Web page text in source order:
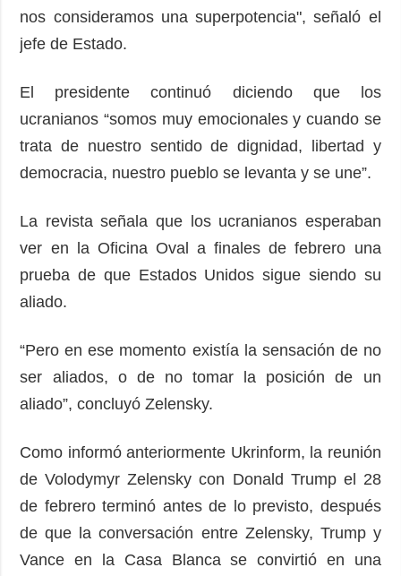
nos consideramos una superpotencia", señaló el
jefe de Estado.
El presidente continuó diciendo que los
ucranianos “somos muy emocionales y cuando se
trata de nuestro sentido de dignidad, libertad y
democracia, nuestro pueblo se levanta y se une”.
La revista señala que los ucranianos esperaban
ver en la Oficina Oval a finales de febrero una
prueba de que Estados Unidos sigue siendo su
aliado.
“Pero en ese momento existía la sensación de no
ser aliados, o de no tomar la posición de un
aliado”, concluyó Zelensky.
Como informó anteriormente Ukrinform, la reunión
de Volodymyr Zelensky con Donald Trump el 28
de febrero terminó antes de lo previsto, después
de que la conversación entre Zelensky, Trump y
Vance en la Casa Blanca se convirtió en una